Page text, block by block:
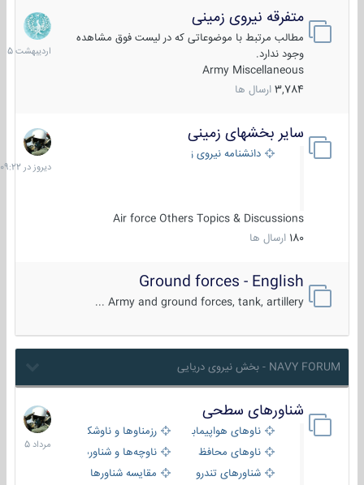
متفرقه نیروی زمینی
مطالب مرتبط با موضوعاتی که در لیست فوق مشاهده
وجود ندارد.
Army Miscellaneous
3,784 ارسال ها
27
1405
سایر بخشهای زمینی
دانشنامه نیروی زمینی
Air force Others Topics & Discussions
180 ارسال ها
دیروز
در
09:22
Ground forces - English
Army and ground forces, tank, artillery ...
NAVY FORUM - بخش نیروی دریایی
شناورهای سطحی
ناوهای هواپیمابر و بالگرد بررزمناوها و ناوشکن‌ها
ناوهای محافظ
ناوچه‌ها و شناورهای گشتی
شناورهای تندرو
مقایسه شناورها
2
مرداد
1405